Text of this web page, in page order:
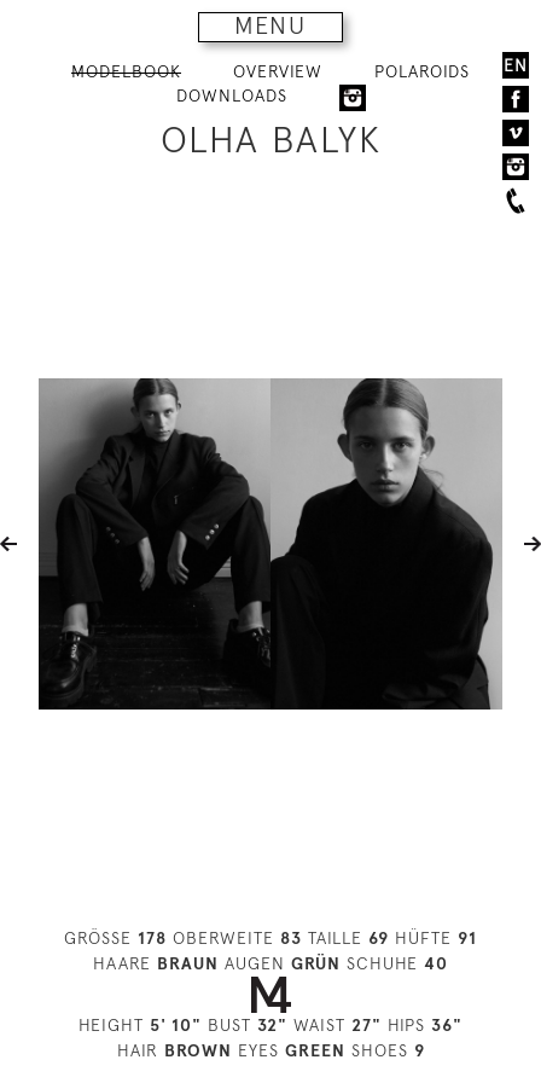
MENU
EN
MODELBOOK OVERVIEW
POLAROIDS
DOWNLOADS
OLHA BALYK
GRÖSSE 178 OBERWEITE 83 TAILLE 69 HÜFTE 91
HAARE BRAUN AUGEN GRÜN SCHUHE 40
HEIGHT 5' 10" BUST 32" WAIST 27" HIPS 36"
HAIR BROWN EYES GREEN SHOES 9